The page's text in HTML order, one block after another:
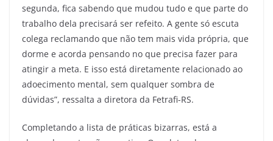
segunda, fica sabendo que mudou tudo e que parte do
trabalho dela precisará ser refeito. A gente só escuta
colega reclamando que não tem mais vida própria, que
dorme e acorda pensando no que precisa fazer para
atingir a meta. E isso está diretamente relacionado ao
adoecimento mental, sem qualquer sombra de
dúvidas”, ressalta a diretora da Fetrafi-RS.
Completando a lista de práticas bizarras, está a